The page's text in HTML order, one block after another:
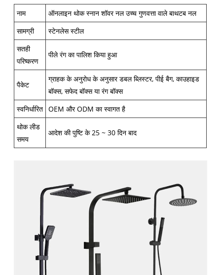
नाम
ऑनलाइन थोक स्नान शॉवर नल उच्च गुणवत्ता वाले बाथटब नल
सामग्री
स्टेनलेस स्टील
सतही
परिष्करण
पीले रंग का पालिश किया हुआ
पैकेट
ग्राहक के अनुरोध के अनुसार डबल ब्लिस्टर, पीई बैग, काउहाइड
बॉक्स, सफेद बॉक्स या रंग बॉक्स
स्वनिर्धारित OEM और ODM का स्वागत है
थोक लीड
समय
आदेश की पुष्टि के 25 ~ 30 दिन बाद